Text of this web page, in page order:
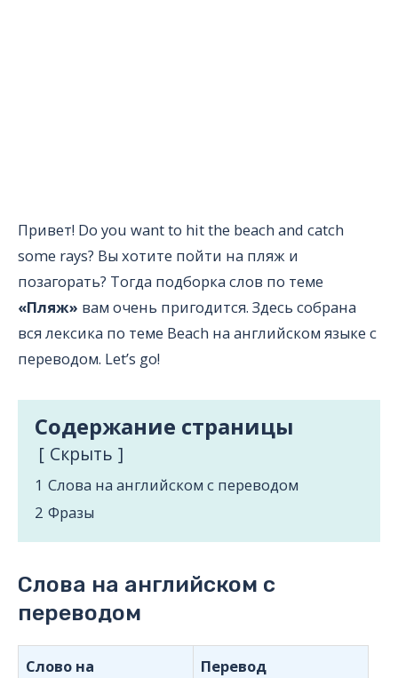
Привет! Do you want to hit the beach and catch
some rays? Вы хотите пойти на пляж и
позагорать? Тогда подборка слов по теме
«Пляж» вам очень пригодится. Здесь собрана
вся лексика по теме Beach на английском языке с
переводом. Let’s go!
Содержание страницы
Cкрыть
1 Слова на английском с переводом
2 Фразы
Слова на английском с
переводом
Слово на
Перевод